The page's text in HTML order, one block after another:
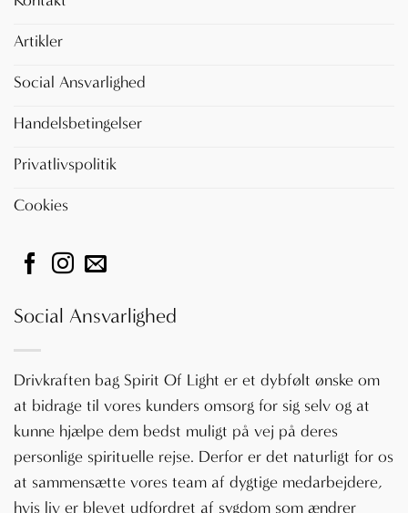
Artikler
Social Ansvarlighed
Handelsbetingelser
Privatlivspolitik
Cookies
Social Ansvarlighed
Drivkraften bag Spirit Of Light er et dybfølt ønske om
at bidrage til vores kunders omsorg for sig selv og at
kunne hjælpe dem bedst muligt på vej på deres
personlige spirituelle rejse. Derfor er det naturligt for os
at sammensætte vores team af dygtige medarbejdere,
hvis liv er blevet udfordret af sygdom som ændrer